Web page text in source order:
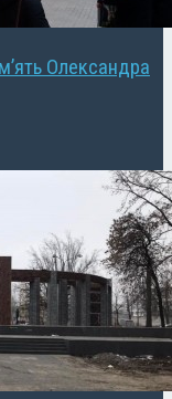
Олександра